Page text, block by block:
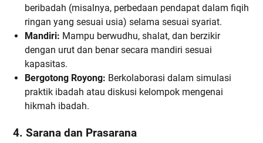
beribadah (misalnya, perbedaan pendapat dalam fiqih
ringan yang sesuai usia) selama sesuai syariat.
Mandiri: Mampu berwudhu, shalat, dan berzikir
dengan urut dan benar secara mandiri sesuai
kapasitas.
Bergotong Royong: Berkolaborasi dalam simulasi
praktik ibadah atau diskusi kelompok mengenai
hikmah ibadah.
4. Sarana dan Prasarana